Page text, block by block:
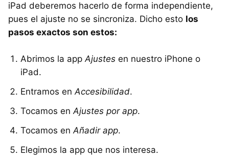
iPad deberemos hacerlo de forma independiente,
pues el ajuste no se sincroniza. Dicho esto los
pasos exactos son estos:
Abrimos la appAjustes en nuestro iPhone o
iPad.
Entramos enAccesibilidad.
Tocamos enAjustes por app.
Tocamos enAñadir app.
Elegimos la app que nos interesa.